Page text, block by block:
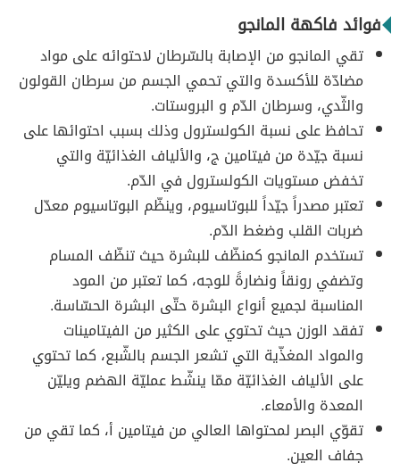
فوائد فاكهة المانجو
تقي المانجو من الإصابة بالسّرطان لاحتوائه على مواد
مضادّة للأكسدة والتي تحمي الجسم من سرطان القولون
والثّدي، وسرطان الدّم و البروستات.
تحافظ على نسبة الكولسترول وذلك بسبب احتوائها على
نسبة جيّدة من فيتامين ج، والألياف الغذائيّة والتي
تخفض مستويات الكولسترول في الدّم.
تعتبر مصدراً جيّداً للبوتاسيوم، وينظّم البوتاسيوم معدّل
ضربات القلب وضغط الدّم.
تستخدم المانجو كمنظّف للبشرة حيث تنظّف المسام
وتضفي رونقاً ونضارةً للوجه، كما تعتبر من المود
المناسبة لجميع أنواع البشرة حتّى البشرة الحسّاسة.
تفقد الوزن حيث تحتوي على الكثير من الفيتامينات
والمواد المغذّية التي تشعر الجسم بالشّبع، كما تحتوي
على الألياف الغذائيّة ممّا ينشّط عمليّة الهضم ويليّن
المعدة والأمعاء.
تقوّي البصر لمحتواها العالي من فيتامين أ، كما تقي من
جفاف العين.